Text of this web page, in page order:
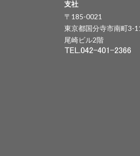
支社
〒185-0021
東京都国分寺市南町3-
尾崎ビル2階